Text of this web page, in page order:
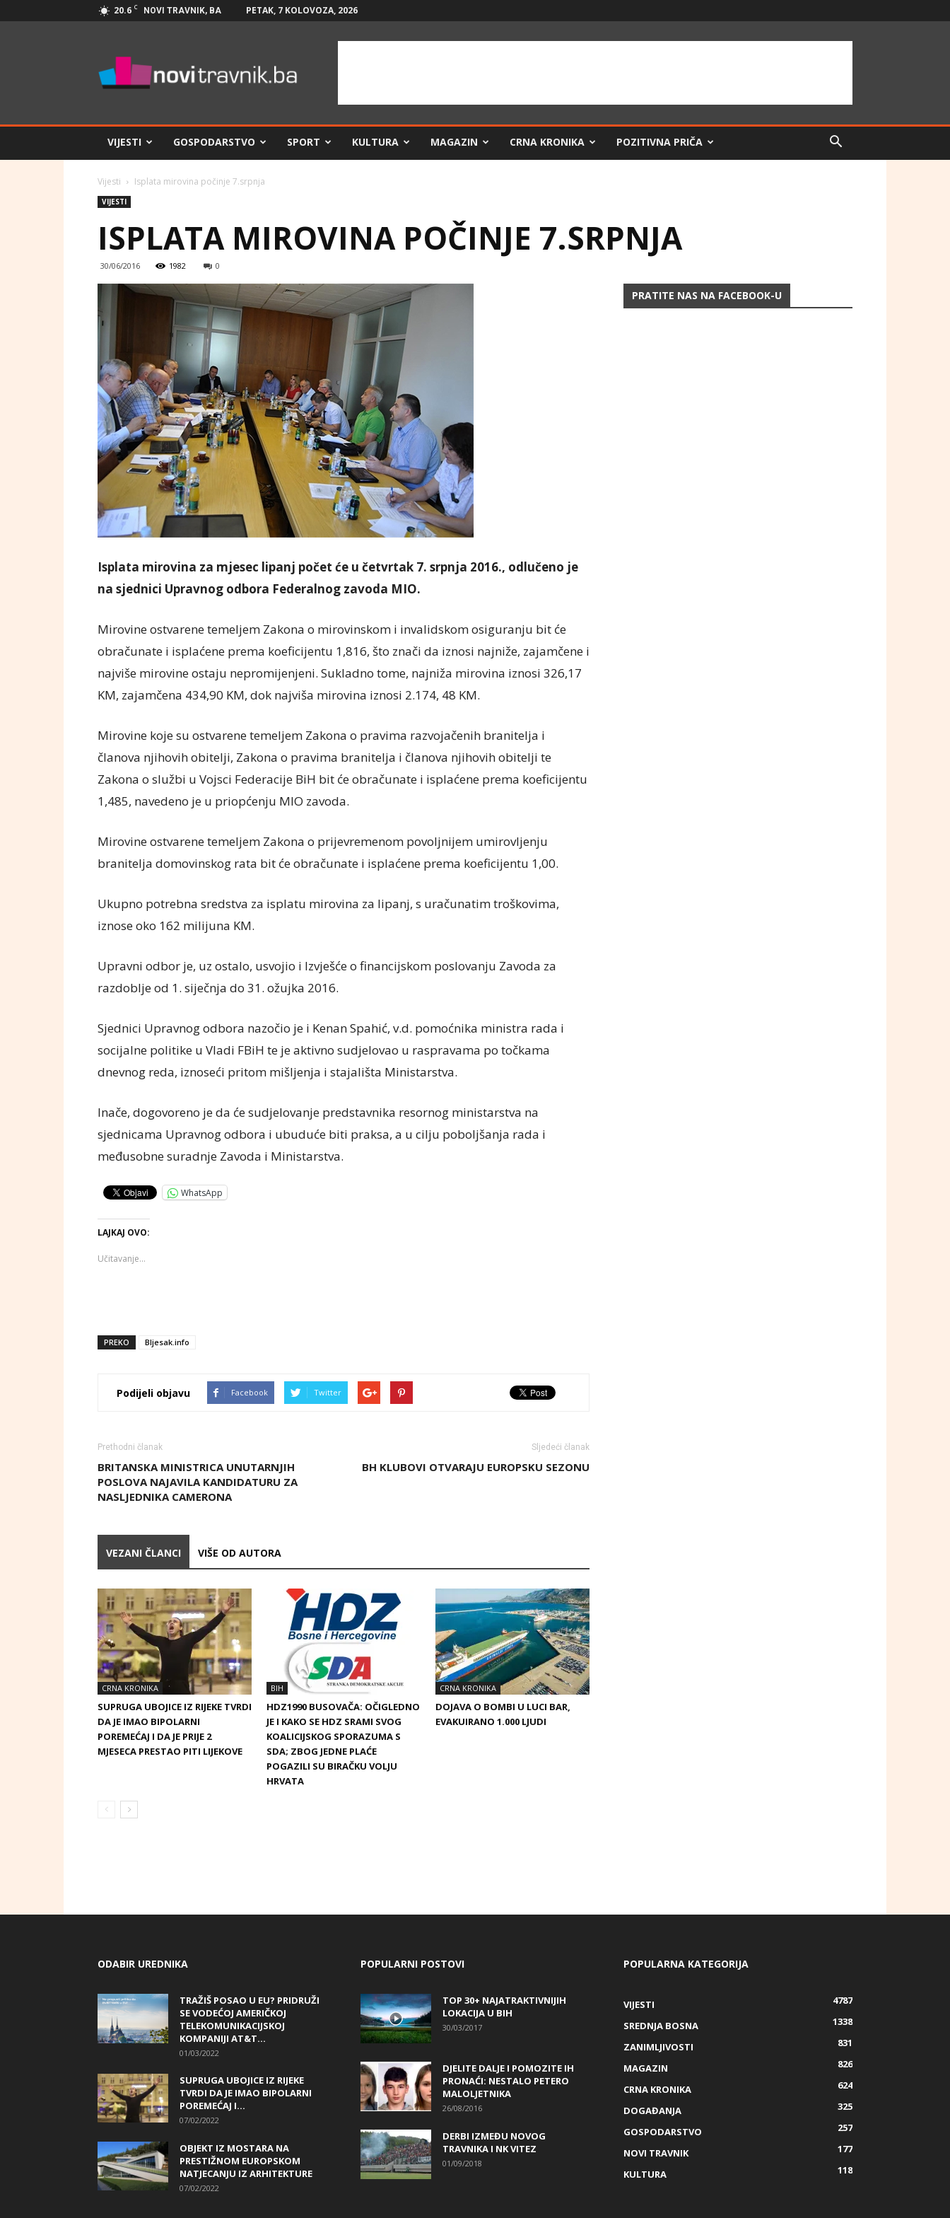
20.6 C NOVI TRAVNIK, BA PETAK, 7 KOLOVOZA, 2026
Travnik.ba
VIJESTI GOSPODARSTVO SPORT KULTURA MAGAZIN CRNA KRONIKA POZITIVNA PRIČA
Vijesti Isplata mirovina počinje 7.srpnja
VIJESTI
ISPLATA MIROVINA POČINJE 7.SRPNJA
30/06/2016 1982 0
Isplata mirovina za mjesec lipanj počet će u četvrtak 7. srpnja 2016., odlučeno je
na sjednici Upravnog odbora Federalnog zavoda MIO.
Mirovine ostvarene temeljem Zakona o mirovinskom i invalidskom osiguranju bit će
obračunate i isplaćene prema koeficijentu 1,816, što znači da iznosi najniže, zajamčene i
najviše mirovine ostaju nepromijenjeni. Sukladno tome, najniža mirovina iznosi 326,17
KM, zajamčena 434,90 KM, dok najviša mirovina iznosi 2.174, 48 KM.
Mirovine koje su ostvarene temeljem Zakona o pravima razvojačenih branitelja i
članova njihovih obitelji, Zakona o pravima branitelja i članova njihovih obitelji te
Zakona o službi u Vojsci Federacije BiH bit će obračunate i isplaćene prema koeficijentu
1,485, navedeno je u priopćenju MIO zavoda.
Mirovine ostvarene temeljem Zakona o prijevremenom povoljnijem umirovljenju
branitelja domovinskog rata bit će obračunate i isplaćene prema koeficijentu 1,00.
Ukupno potrebna sredstva za isplatu mirovina za lipanj, s uračunatim troškovima,
iznose oko 162 milijuna KM.
Upravni odbor je, uz ostalo, usvojio i Izvješće o financijskom poslovanju Zavoda za
razdoblje od 1. siječnja do 31. ožujka 2016.
Sjednici Upravnog odbora nazočio je i Kenan Spahić, v.d. pomoćnika ministra rada i
socijalne politike u Vladi FBiH te je aktivno sudjelovao u raspravama po točkama
dnevnog reda, iznoseći pritom mišljenja i stajališta Ministarstva.
Inače, dogovoreno je da će sudjelovanje predstavnika resornog ministarstva na
sjednicama Upravnog odbora i ubuduće biti praksa, a u cilju poboljšanja rada i
međusobne suradnje Zavoda i Ministarstva.
WhatsApp
LAJKAJ OVO:
Učitavanje...
PREKO Bljesak.info
Podijeli objavu Facebook Twitter
Prethodni članak
BRITANSKA MINISTRICA UNUTARNJIH
POSLOVA NAJAVILA KANDIDATURU ZA
NASLJEDNIKA CAMERONA
Sljedeći članak
BH KLUBOVI OTVARAJU EUROPSKU SEZONU
VEZANI ČLANCI VIŠE OD AUTORA
CRNA KRONIKA
SUPRUGA UBOJICE IZ RIJEKE TVRDI
DA JE IMAO BIPOLARNI
POREMEĆAJ I DA JE PRIJE 2
MJESECA PRESTAO PITI LIJEKOVE
BIH
HDZ1990 BUSOVAČA: OČIGLEDNO
JE I KAKO SE HDZ SRAMI SVOG
KOALICIJSKOG SPORAZUMA S
SDA; ZBOG JEDNE PLAĆE
POGAZILI SU BIRAČKU VOLJU
HRVATA
CRNA KRONIKA
DOJAVA O BOMBI U LUCI BAR,
EVAKUIRANO 1.000 LJUDI
PRATITE NAS NA FACEBOOK-U
ODABIR UREDNIKA
TRAŽIŠ POSAO U EU? PRIDRUŽI
SE VODEĆOJ AMERIČKOJ
TELEKOMUNIKACIJSKOJ
KOMPANIJI AT&T...
01/03/2022
SUPRUGA UBOJICE IZ RIJEKE
TVRDI DA JE IMAO BIPOLARNI
POREMEĆAJ I...
07/02/2022
OBJEKT IZ MOSTARA NA
PRESTIŽNOM EUROPSKOM
NATJECANJU IZ ARHITEKTURE
07/02/2022
POPULARNI POSTOVI
TOP 30+ NAJATRAKTIVNIJIH
LOKACIJA U BIH
30/03/2017
DJELITE DALJE I POMOZITE IH
PRONAĆI: NESTALO PETERO
MALOLJETNIKA
26/08/2016
DERBI IZMEĐU NOVOG
TRAVNIKA I NK VITEZ
01/09/2018
POPULARNA KATEGORIJA
VIJESTI
4787
SREDNJA BOSNA
1338
ZANIMLJIVOSTI
831
MAGAZIN
826
CRNA KRONIKA
624
DOGAĐANJA
325
GOSPODARSTVO
257
NOVI TRAVNIK
177
KULTURA
118